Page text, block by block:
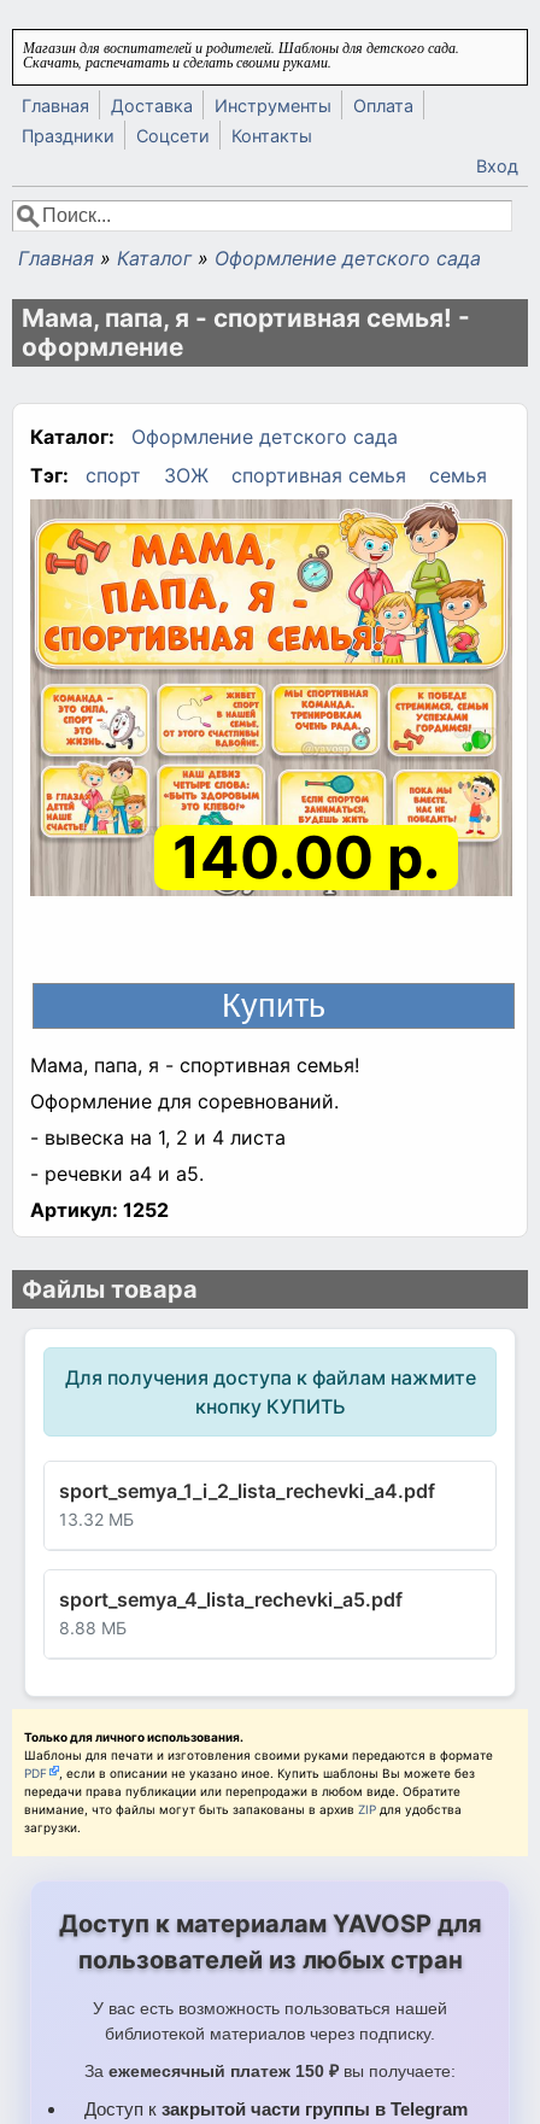
Перейти к основному содержанию
Магазин для воспитателей и родителей. Шаблоны для детского сада.
Скачать, распечатать и сделать своими руками.
Главная Доставка Инструменты
Оплата
Праздники
Соцсети
Контакты
Вход
Форма поиска
Поиск
Вы здесь
Главная » Каталог » Оформление детского сада
Мама, папа, я - спортивная семья! -
оформление
Каталог:
Оформление детского сада
Тэг:
спорт ЗОЖ спортивная семья семья
140.00 р.
Мама, папа, я - спортивная семья!
Оформление для соревнований.
- вывеска на 1, 2 и 4 листа
- речевки а4 и а5.
Артикул: 1252
Файлы товара
Для получения доступа к файлам нажмите
кнопку КУПИТЬ
sport_semya_1_i_2_lista_rechevki_a4.pdf
13.32 МБ
sport_semya_4_lista_rechevki_a5.pdf
8.88 МБ
Только для личного использования.
Шаблоны для печати и изготовления своими руками передаются в формате
PDF
, если в описании не указано иное. Купить шаблоны Вы можете без
передачи права публикации или перепродажи в любом виде. Обратите
внимание, что файлы могут быть запакованы в архив ZIP для удобства
загрузки.
Доступ к материалам YAVOSP для
пользователей из любых стран
У вас есть возможность пользоваться нашей
библиотекой материалов через подписку.
За ежемесячный платеж 150 ₽ вы получаете:
Доступ к закрытой части группы в Telegram